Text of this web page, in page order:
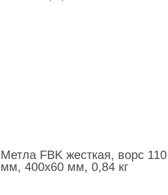
Метла FBK жесткая, ворс 110
мм, 400х60 мм, 0,84 кг